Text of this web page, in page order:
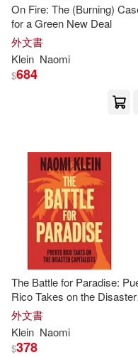
娜歐蜜‧克萊恩(3)
娜歐蜜・克萊恩(3)
Arthur/
Naomi/ Marling(2)
麗貝卡‧斯蒂夫(2)
Avi (FRW)/
Barbara/ Moral(1)
St Martins Pr(4)
Haymarket Books(2)
A K Pr
James Lorimer &
Metropolitan
Paidos Iberica
Pm Pr(1)
配送方式
可海外宅配(66)
可港澳店取(65)
可新加坡店取(65)
可菲律賓店取(65)
On Fire: The (Burning)
for a Green New Deal
外文書
Klein Naomi
$684
The Battle for Paradise:
Rico Takes on the Disaster
Capitalists
外文書
Klein Naomi
$378